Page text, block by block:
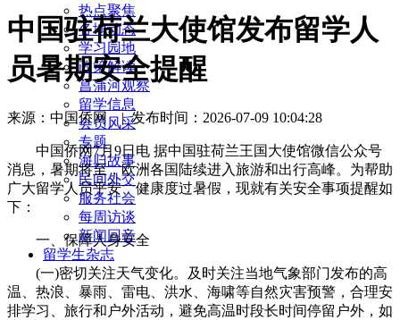
热点聚焦
各地动态
学习园地
政策解读
菖蒲河观察
留学信息
会员风采
专题
海归故事
民间外交
服务社会
每周访谈
新闻回音
留学生杂志
中国驻荷兰大使馆发布留学人
员暑期安全提醒
来源：中国侨网 |发布时间：2026-07-09 10:04:28
中国侨网7月9日电 据中国驻荷兰王国大使馆微信公众号
消息，暑期将至，欧洲各国陆续进入旅游和出行高峰。为帮助
广大留学人员平安、健康度过暑假，现就有关安全事项提醒如
下：
一、保障人身安全
(一)密切关注天气变化。及时关注当地气象部门发布的高
温、热浪、暴雨、雷电、洪水、海啸等自然灾害预警，合理安
排学习、旅行和户外活动，避免高温时段长时间停留户外，如